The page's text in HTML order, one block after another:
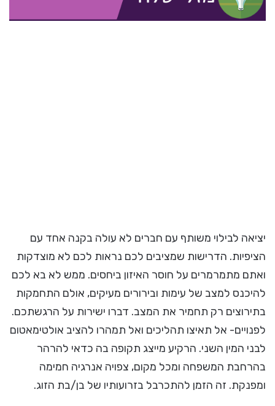
יציאה לבילוי משותף עם חברים לא עולה בקנה אחד עם
הציפיות. הדרישות שמציבים לכם נראות לכם לא מוצדקות
ואתם מתמרמרים על חוסר האיזון ביחסים. ממש לא בא לכם
להיכנס למצב של עימות ובירורים מעיקים, אולם התחמקות
בתירוצים רק תחמיר את המצב. דברו ישירות על הרגשתכם.
לפנויים- אל תאיצו תהליכים ואל תמהרו להציב אולטימאטום
לבני המין השני. הרקיע מייצג תקופה בה כדאי להרהר
בהרחבת המשפחה ומכל מקום, צפויה אנרגיה חמימה
ומפנקת. זה הזמן להתכרבל בזרועותיו של בן/בת הזוג.